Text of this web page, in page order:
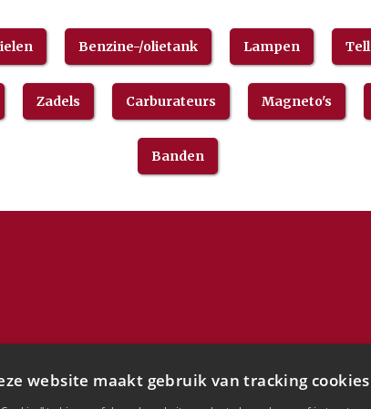
Benzine-/olietank Lampen
Zadels Carburateurs Magneto's
Banden
website maakt gebruik van tracking cookies